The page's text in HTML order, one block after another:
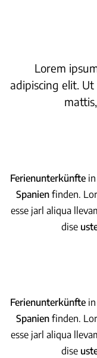
Lorem
adipiscing elit.
Ferienunterkünftein
Spanienfinden.
esse jarl aliqua
dise
Ferienunterkünftein
Spanienfinden.
esse jarl aliqua
dise